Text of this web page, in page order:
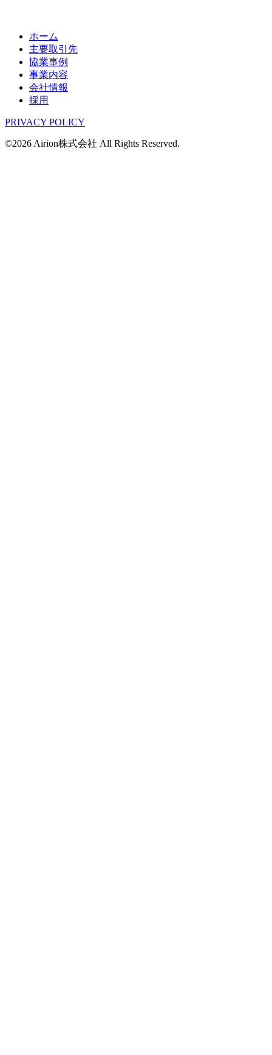
ホーム
主要取引先
協業事例
事業内容
会社情報
採用
PRIVACY POLICY
©2026 Airion株式会社 All Rights Reserved.